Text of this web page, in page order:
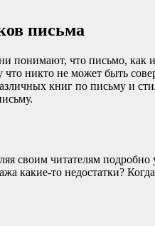
письма
понимают, что письмо,
что никто не может быть
книг по письму и
своим читателям
какие-то недостатки?